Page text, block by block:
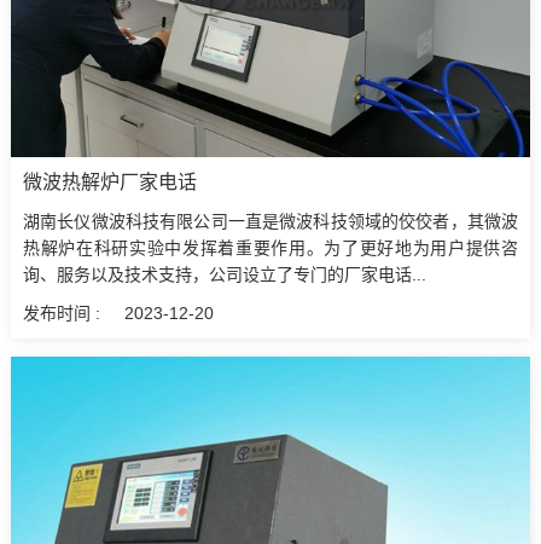
微波热解炉厂家电话
湖南长仪微波科技有限公司一直是微波科技领域的佼佼者，其微波
热解炉在科研实验中发挥着重要作用。为了更好地为用户提供咨
询、服务以及技术支持，公司设立了专门的厂家电话...
发布时间 :
2023-12-20